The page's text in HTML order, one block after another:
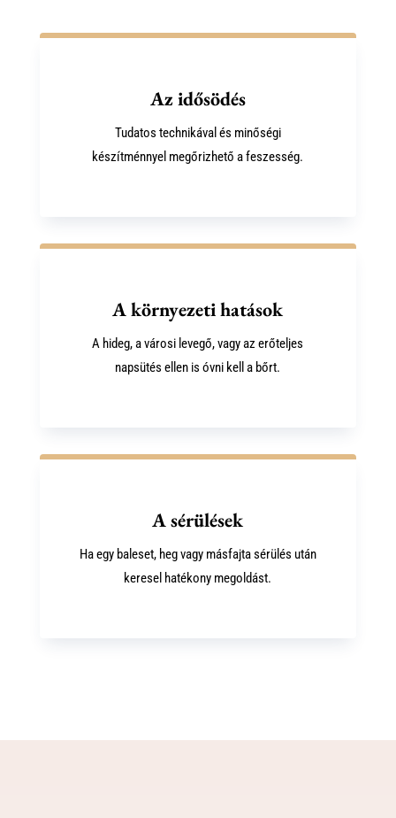
Az idősödés
Tudatos technikával és minőségi
készítménnyel megőrizhető a feszesség.
A környezeti hatások
A hideg, a városi levegő, vagy az erőteljes
napsütés ellen is óvni kell a bőrt.
A sérülések
Ha egy baleset, heg vagy másfajta sérülés után
keresel hatékony megoldást.